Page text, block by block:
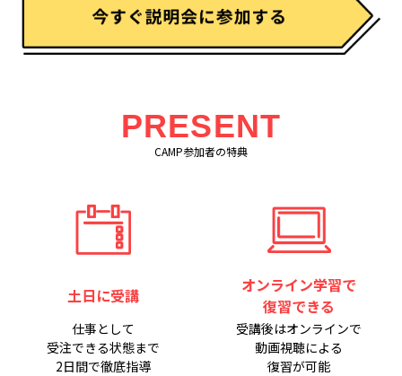
PRESENT
CAMP参加者の特典
土日に受講
仕事として
受注できる状態まで
2日間で徹底指導
オンライン学習で
復習できる
受講後はオンラインで
動画視聴による
復習が可能